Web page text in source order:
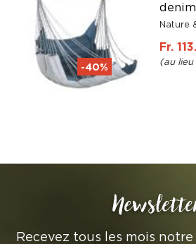
Nature
Fr.
-40%
Recevez tous les mois